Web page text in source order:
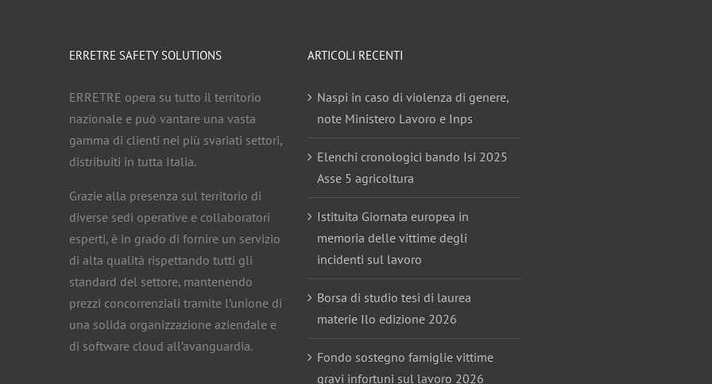
ERRETRE SAFETY SOLUTIONS
ERRETRE opera su tutto il territorio
nazionale e può vantare una vasta
gamma di clienti nei più svariati settori,
distribuiti in tutta Italia.
Grazie alla presenza sul territorio di
diverse sedi operative e collaboratori
esperti, è in grado di fornire un servizio
di alta qualità rispettando tutti gli
standard del settore, mantenendo
prezzi concorrenziali tramite l’unione di
una solida organizzazione aziendale e
di software cloud all’avanguardia.
ARTICOLI RECENTI
Naspi in caso di violenza di genere,
note Ministero Lavoro e Inps
Elenchi cronologici bando Isi 2025
Asse 5 agricoltura
Istituita Giornata europea in
memoria delle vittime degli
incidenti sul lavoro
Borsa di studio tesi di laurea
materie Ilo edizione 2026
Fondo sostegno famiglie vittime
gravi infortuni sul lavoro 2026